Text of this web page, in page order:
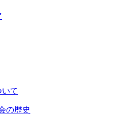
て
の歴史